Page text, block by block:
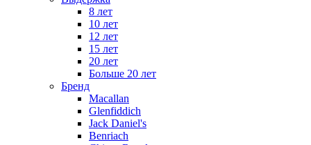
8 лет
10 лет
12 лет
15 лет
20 лет
Больше 20 лет
Бренд
Macallan
Glenfiddich
Jack Daniel's
Benriach